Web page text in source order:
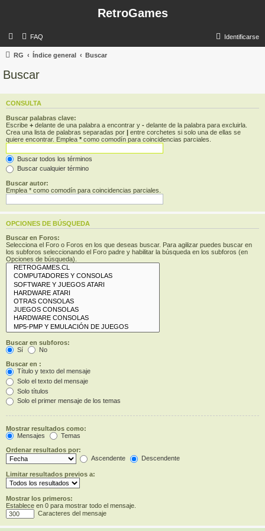
RetroGames
FAQ Identificarse
RG Índice general Buscar
Buscar
CONSULTA
Buscar palabras clave:
Escribe + delante de una palabra a encontrar y - delante de la palabra para excluirla.
Crea una lista de palabras separadas por | entre corchetes si solo una de ellas se
quiere encontrar. Emplea * como comodín para coincidencias parciales.
Buscar todos los términos
Buscar cualquier término
Buscar autor:
Emplea * como comodín para coincidencias parciales.
OPCIONES DE BÚSQUEDA
Buscar en Foros:
Selecciona el Foro o Foros en los que deseas buscar. Para agilizar puedes buscar en
los subforos seleccionando el Foro padre y habilitar la búsqueda en los subforos (en
Opciones de búsqueda).
Buscar en subforos:
Sí
No
Buscar en :
Título y texto del mensaje
Solo el texto del mensaje
Solo títulos
Solo el primer mensaje de los temas
Mostrar resultados como:
Mensajes
Temas
Ordenar resultados por:
Ascendente
Descendente
Limitar resultados previos a:
Mostrar los primeros:
Establece en 0 para mostrar todo el mensaje.
Caracteres del mensaje